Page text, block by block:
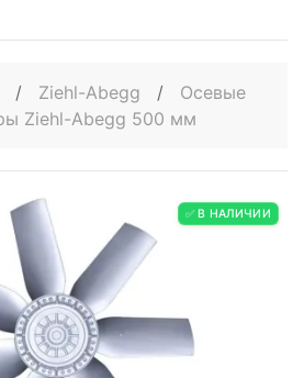
/ Ziehl-Abegg /
Осевые
Ziehl-Abegg 500 мм
✅ В НАЛИЧИИ